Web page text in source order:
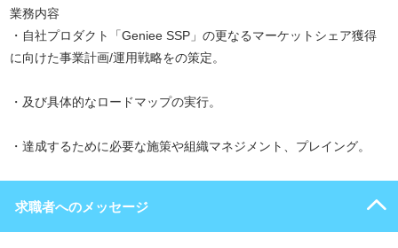
業務内容
・自社プロダクト「Geniee SSP」の更なるマーケットシェア獲得
に向けた事業計画/運用戦略をの策定。
・及び具体的なロードマップの実行。
・達成するために必要な施策や組織マネジメント、プレイング。
求職者へのメッセージ